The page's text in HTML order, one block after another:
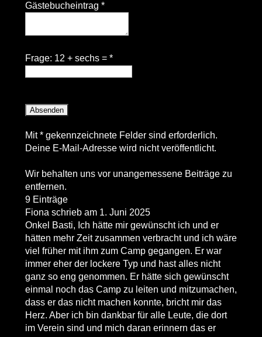
Gästebucheintrag *
Frage: 12 + sechs = *
Mit * gekennzeichnete Felder sind erforderlich.
Deine E-Mail-Adresse wird nicht veröffentlicht.
Wir behalten uns vor unangemessene Beiträge zu
entfernen.
9 Einträge
Fiona schrieb am1. Juni 2025
Onkel Basti, Ich hätte mir gewünscht ich und er
hätten mehr Zeit zusammen verbracht und ich wäre
viel früher mit ihm zum Camp gegangen. Er war
immer eher der lockere Typ und hast alles nicht
ganz so eng genommen. Er hätte sich gewünscht
einmal noch das Camp zu leiten und mitzumachen,
dass er das nicht machen konnte, bricht mir das
Herz. Aber ich bin dankbar für alle Leute, die dort
im Verein sind und mich daran erinnern das er